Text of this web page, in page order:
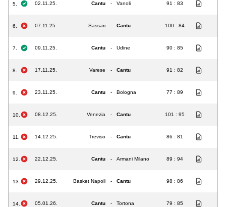
5. 02.11.25. Cantu - Vanoli 91 : 83
6. 07.11.25. Sassari - Cantu 100 : 84
7. 09.11.25. Cantu - Udine 90 : 85
8. 17.11.25. Varese - Cantu 91 : 82
9. 23.11.25. Cantu - Bologna 77 : 89
10. 08.12.25. Venezia - Cantu 101 : 95
11. 14.12.25. Treviso - Cantu 86 : 81
12. 22.12.25. Cantu - Armani Milano 89 : 94
13. 29.12.25. Basket Napoli - Cantu 98 : 86
14. 05.01.26. Cantu - Tortona 79 : 85